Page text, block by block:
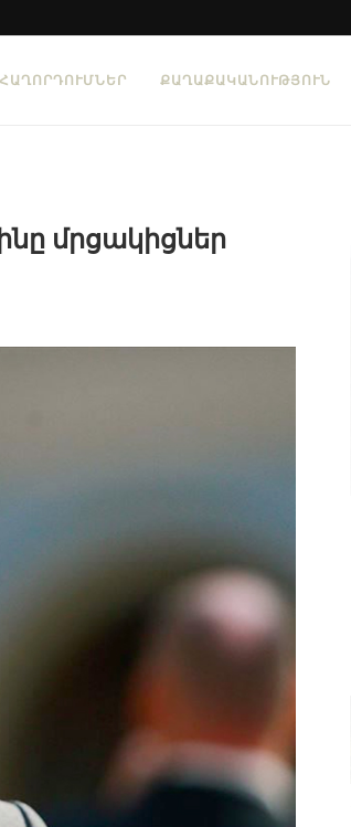
ՀԱՂՈՐԴՈՒՄՆԵՐ ՔԱՂԱՔԱԿԱՆՈՒԹՅՈՒՆ
մրցակիցներ